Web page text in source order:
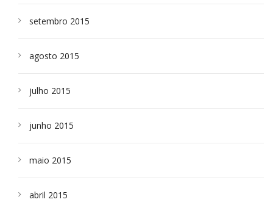
setembro 2015
agosto 2015
julho 2015
junho 2015
maio 2015
abril 2015